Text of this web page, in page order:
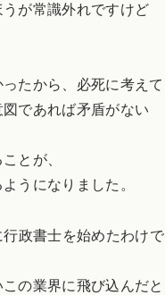
うが常識外れですけど
たから、必死に考えて
図であれば矛盾がない
とが、
うになりました。
行政書士を始めたわけで
の業界に飛び込んだと